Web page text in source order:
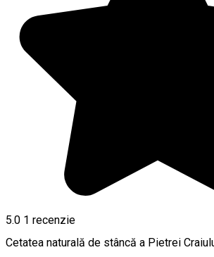
5.0 1 recenzie
Cetatea naturală de stâncă a Pietrei